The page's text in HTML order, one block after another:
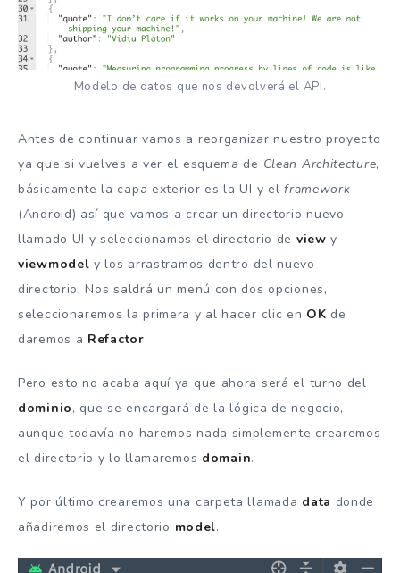
Modelo de datos que nos devolverá el API.
Antes de continuar vamos a reorganizar nuestro proyecto
ya que si vuelves a ver el esquema de Clean Architecture,
básicamente la capa exterior es la UI y elframework
(Android) así que vamos a crear un directorio nuevo
llamado UI y seleccionamos el directorio de view y
viewmodel y los arrastramos dentro del nuevo
directorio. Nos saldrá un menú con dos opciones,
seleccionaremos la primera y al hacer clic en OK de
daremos a Refactor.
Pero esto no acaba aquí ya que ahora será el turno del
dominio, que se encargará de la lógica de negocio,
aunque todavía no haremos nada simplemente crearemos
el directorio y lo llamaremos domain.
Y por último crearemos una carpeta llamada data donde
añadiremos el directorio model.